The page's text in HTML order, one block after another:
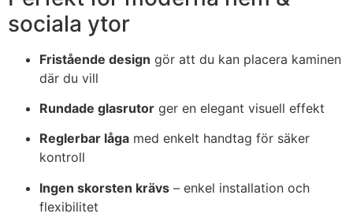
sociala ytor
Fristående design gör att du kan placera kaminen
där du vill
Rundade glasrutor ger en elegant visuell effekt
Reglerbar låga med enkelt handtag för säker
kontroll
Ingen skorsten krävs – enkel installation och
flexibilitet